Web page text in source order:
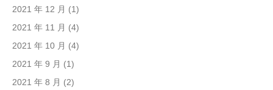
2021 年 12 月 (1)
2021 年 11 月 (4)
2021 年 10 月 (4)
2021 年 9 月 (1)
2021 年 8 月 (2)